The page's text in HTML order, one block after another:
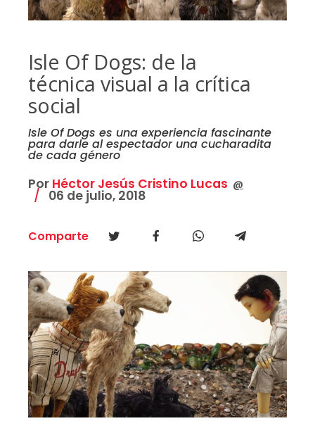
Isle Of Dogs: de la
técnica visual a la crítica
social
Isle Of Dogs es una experiencia fascinante
para darle al espectador una cucharadita
de cada género
Por Héctor Jesús Cristino Lucas @
06 de julio, 2018
Comparte